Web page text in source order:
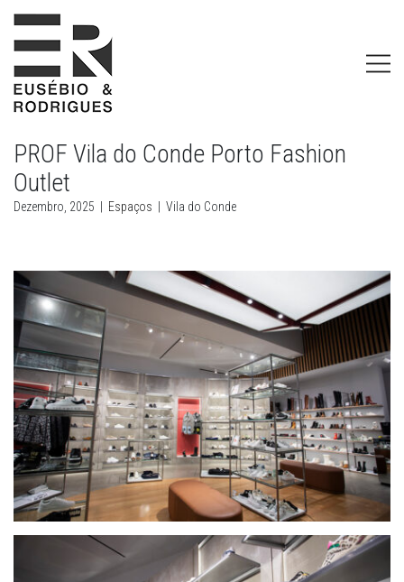
PROF Vila do Conde Porto Fashion
Outlet
Dezembro, 2025 Espaços Vila do Conde